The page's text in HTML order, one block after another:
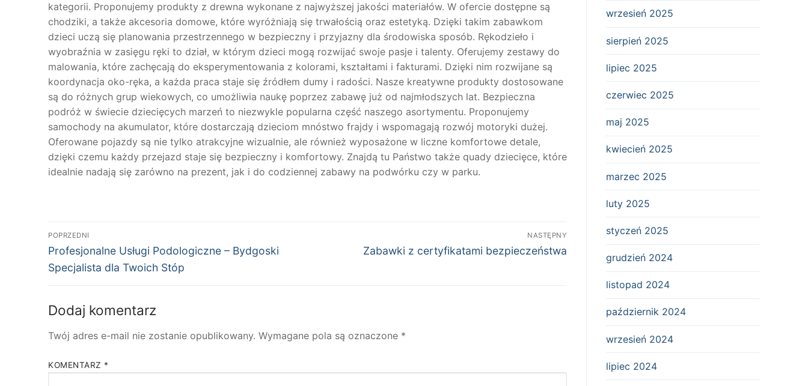
kategorii. Proponujemy produkty z drewna wykonane z najwyższej jakości materiałów. W ofercie dostępne są
chodziki, a także akcesoria domowe, które wyróżniają się trwałością oraz estetyką. Dzięki takim zabawkom
dzieci uczą się planowania przestrzennego w bezpieczny i przyjazny dla środowiska sposób. Rękodzieło i
wyobraźnia w zasięgu ręki to dział, w którym dzieci mogą rozwijać swoje pasje i talenty. Oferujemy zestawy do
malowania, które zachęcają do eksperymentowania z kolorami, kształtami i fakturami. Dzięki nim rozwijane są
koordynacja oko-ręka, a każda praca staje się źródłem dumy i radości. Nasze kreatywne produkty dostosowane
są do różnych grup wiekowych, co umożliwia naukę poprzez zabawę już od najmłodszych lat. Bezpieczna
podróż w świecie dziecięcych marzeń to niezwykle popularna część naszego asortymentu. Proponujemy
samochody na akumulator, które dostarczają dzieciom mnóstwo frajdy i wspomagają rozwój motoryki dużej.
Oferowane pojazdy są nie tylko atrakcyjne wizualnie, ale również wyposażone w liczne komfortowe detale,
dzięki czemu każdy przejazd staje się bezpieczny i komfortowy. Znajdą tu Państwo także quady dziecięce, które
idealnie nadają się zarówno na prezent, jak i do codziennej zabawy na podwórku czy w parku.
Nawigacja
wpisu
POPRZEDNI
Poprzedni
wpis:
Profesjonalne Usługi Podologiczne – Bydgoski
Specjalista dla Twoich Stóp
NASTĘPNY
Następny
Zabawki z certyfikatami bezpieczeństwa
Dodaj komentarz
Twój adres e-mail nie zostanie opublikowany. Wymagane pola są oznaczone *
KOMENTARZ *
wrzesień 2025
sierpień 2025
lipiec 2025
czerwiec 2025
maj 2025
kwiecień 2025
marzec 2025
luty 2025
styczeń 2025
grudzień 2024
listopad 2024
październik 2024
wrzesień 2024
lipiec 2024